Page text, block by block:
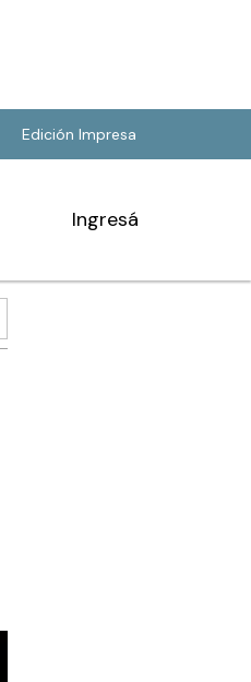
Edición Impresa
Ingresá